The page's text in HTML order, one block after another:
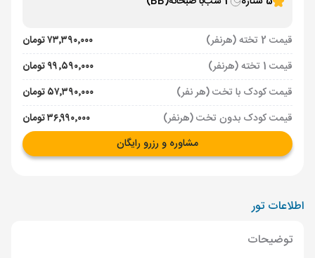
قیمت 2 تخته (هرنفر)
۷۳٬۳۹۰٬۰۰۰ تومان
قیمت 1 تخته (هرنفر)
۹۹٬۵۹۰٬۰۰۰ تومان
قیمت کودک با تخت (هر نفر)
۵۷٬۳۹۰٬۰۰۰ تومان
قیمت کودک بدون تخت (هرنفر)
۳۶٬۹۹۰٬۰۰۰ تومان
مشاوره و رزرو رایگان
اطلاعات تور
توضیحات